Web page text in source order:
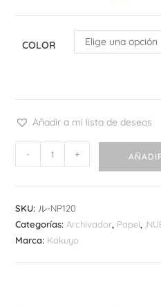
COLOR Elige una opción
Añadir a mi lista de deseos
Campus
•
Archivador
- +
SKU: ル-NP120
Categorías: Archivador, Papel,
Marca: Kokuyo